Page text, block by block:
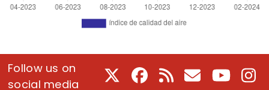
Follow us on
social media
Facebook
RSS CourrielYoutube